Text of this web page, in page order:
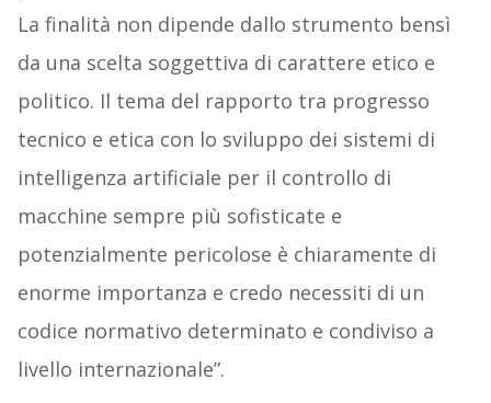
La finalità non dipende dallo strumento bensì
da una scelta soggettiva di carattere etico e
politico. Il tema del rapporto tra progresso
tecnico e etica con lo sviluppo dei sistemi di
intelligenza artificiale per il controllo di
macchine sempre più sofisticate e
potenzialmente pericolose è chiaramente di
enorme importanza e credo necessiti di un
codice normativo determinato e condiviso a
livello internazionale”.